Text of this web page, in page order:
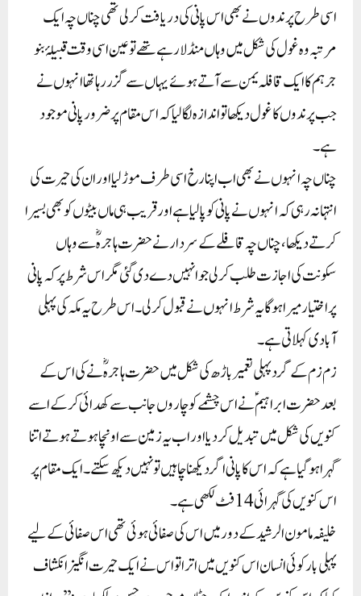
اسی طرح پرندوں نے بھی اس پانی کی دریافت کرلی تھی چناں چہ ایک
مرتبہ وہ غول کی شکل میں وہاں منڈ لا رہے تھے تو عین اسی وقت قبیلۂ بنو
جرہم کا ایک قافلہ یمن سے آتے ہوئے یہاں سے گزر رہا تھا انہوں نے
جب پرندوں کا غول دیکھا تو اندازہ لگا لیا کہ اس مقام پر ضرور پانی موجود
ہے۔
چناں چہ انہوں نے بھی اب اپنا رخ اسی طرف موڑ لیا اور ان کی حیرت کی
انتہا نہ رہی کہ انہوں نے پانی کو پا لیا ہے اور قریب ہی ماں بیٹوں کو بھی بسیرا
کرتے دیکھا، چناں چہ قافلے کے سردار نے حضرت ہاجرہؓ سے وہاں
سکونت کی اجازت طلب کر لی جو انہیں دے دی گئی مگر اس شرط پر کہ پانی
پر اختیار میرا ہوگا یہ شرط انہوں نے قبول کر لی۔ اس طرح یہ مکہ کی پہلی
آبادی کہلاتی ہے۔
زم زم کے گرد پہلی تعمیر باڑھ کی شکل میں حضرت ہاجرہ ؓ نے کی اس کے
بعد حضرت ابراہیم ؑ نے اس چشمے کو چاروں جانب سے کھدائی کرکے اسے
کنویں کی شکل میں تبدیل کردیا اور اب یہ زمین سے اونچا ہوتے ہوتے اتنا
گہرا ہوگیا ہے کہ اس کا پانی اگر دیکھنا چاہیں تو نہیں دیکھ سکتے۔ ایک مقام پر
اس کنویں کی گہرائی 14 فٹ لکھی ہے۔
خلیفہ مامون الرشید کے دور میں اس کی صفائی ہوئی تھی اس صفائی کے لیے
پہلی بار کوئی انسان اس کنویں میں اترا تو اس نے ایک حیرت انگیز انکشاف